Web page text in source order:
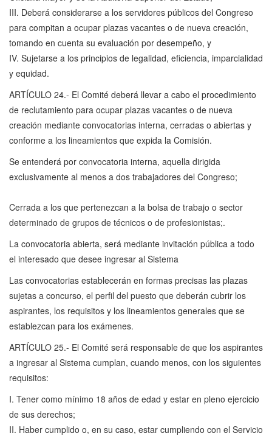
III. Deberá considerarse a los servidores públicos del Congreso
para compitan a ocupar plazas vacantes o de nueva creación,
tomando en cuenta su evaluación por desempeño, y
IV. Sujetarse a los principios de legalidad, eficiencia, imparcialidad
y equidad.
ARTÍCULO 24.- El Comité deberá llevar a cabo el procedimiento
de reclutamiento para ocupar plazas vacantes o de nueva
creación mediante convocatorias interna, cerradas o abiertas y
conforme a los lineamientos que expida la Comisión.
Se entenderá por convocatoria interna, aquella dirigida
exclusivamente al menos a dos trabajadores del Congreso;
Cerrada a los que pertenezcan a la bolsa de trabajo o sector
determinado de grupos de técnicos o de profesionistas;.
La convocatoria abierta, será mediante invitación pública a todo
el interesado que desee ingresar al Sistema
Las convocatorias establecerán en formas precisas las plazas
sujetas a concurso, el perfil del puesto que deberán cubrir los
aspirantes, los requisitos y los lineamientos generales que se
establezcan para los exámenes.
ARTÍCULO 25.- El Comité será responsable de que los aspirantes
a ingresar al Sistema cumplan, cuando menos, con los siguientes
requisitos:
I. Tener como mínimo 18 años de edad y estar en pleno ejercicio
de sus derechos;
II. Haber cumplido o, en su caso, estar cumpliendo con el Servicio